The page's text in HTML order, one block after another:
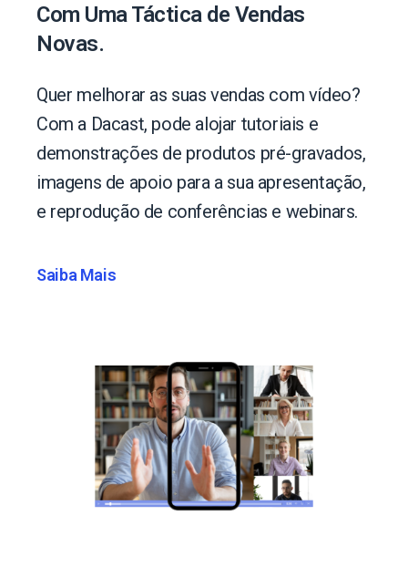
Com Uma Táctica de Vendas
Novas.
Quer melhorar as suas vendas com vídeo?
Com a Dacast, pode alojar tutoriais e
demonstrações de produtos pré-gravados,
imagens de apoio para a sua apresentação,
e reprodução de conferências e webinars.
Saiba Mais